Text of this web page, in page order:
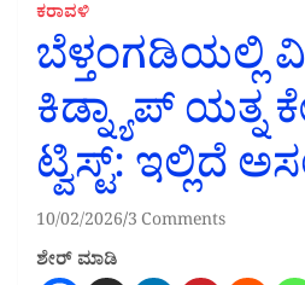
ಕರಾವಳಿ
ಬೆಳ್ತಂಗಡಿಯಲ್ಲಿ
ಕಿಡ್ನ್ಯಾಪ್​​ ಯತ್ನ
ಟ್ವಿಸ್ಟ್​​: ಇಲ್ಲಿದೆ
10/02/2026 3 Comments
ಶೇರ್ ಮಾಡಿ